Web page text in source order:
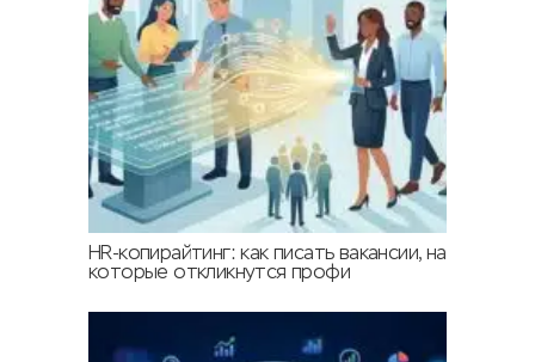
HR-копирайтинг: как писать вакансии, на
которые откликнутся профи